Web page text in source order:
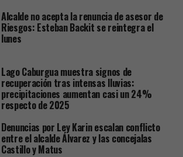
Alcalde no acepta la renuncia de asesor de
Riesgos: Esteban Backit se reintegra el
lunes
Lago Caburgua muestra signos de
recuperación tras intensas lluvias:
precipitaciones aumentan casi un 24%
respecto de 2025
Denuncias por Ley Karin escalan conflicto
entre el alcalde Álvarez y las concejalas
Castillo y Matus